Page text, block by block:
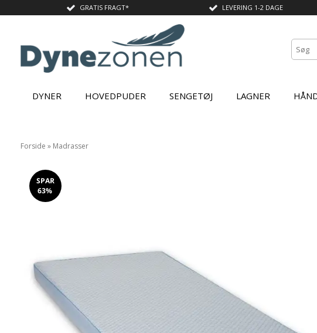
GRATIS FRAGT* LEVERING 1-2 DAGE
DYNER HOVEDPUDER SENGETØJ LAGNER
Forside » Madrasser
SPAR
63%